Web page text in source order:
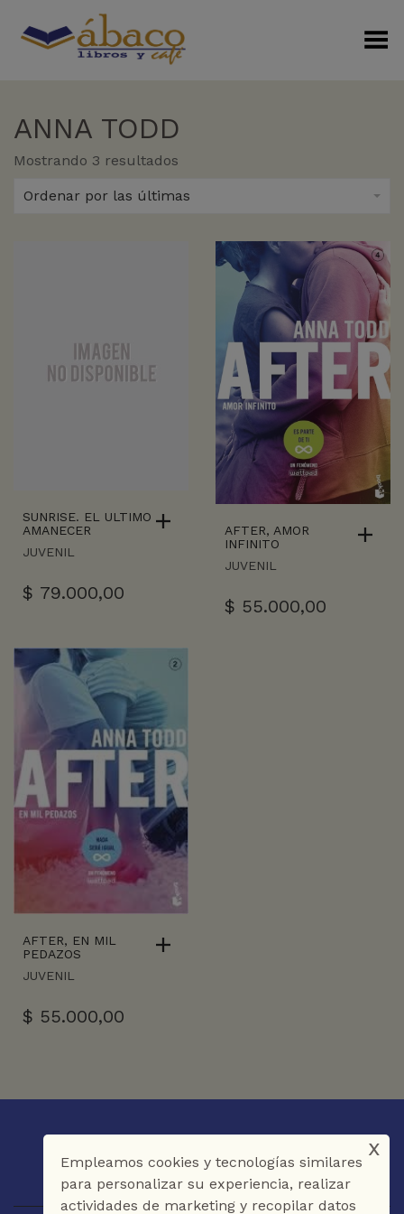
Menú Alterno
ANNA TODD
Mostrando 3 resultados
Ordenar por las últimas
SUNRISE. EL ULTIMO
AMANECER
JUVENIL
$ 79.000,00
AFTER, AMOR
INFINITO
JUVENIL
$ 55.000,00
AFTER, EN MIL
PEDAZOS
JUVENIL
$ 55.000,00
Empleamos cookies y tecnologías similares
para personalizar su experiencia, realizar
actividades de marketing y recopilar datos
x